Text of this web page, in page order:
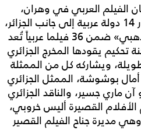
الفيلم العربي في وهران،
عاصمة الغرب الجزائري، حضور 14 دولة عربية إلى جانب الجزائر،
تتنافس على جائزة «الوهر الذهبي» ضمن 36 فيلما عربياً تُعد
تحكيم يقودها المخرج الجزائري
ويشاركه كل من الممثلة
أمال بوشوشة، الممثل الجزائري
ماري جسير، والناقد الجزائري
القصيرة أليس خروبي،
مديرة جناح الفيلم القصير